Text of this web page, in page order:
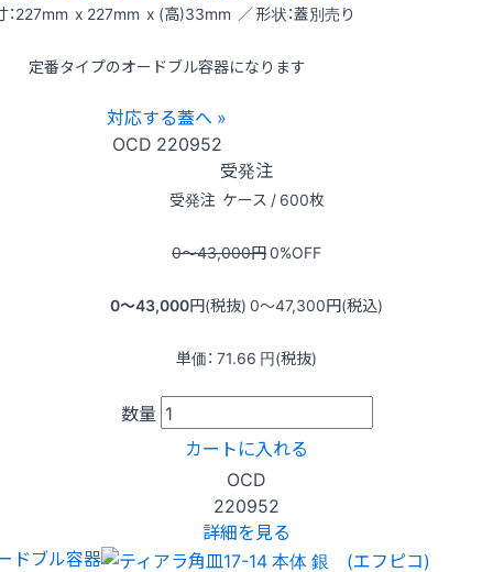
：227mm x 227mm x (高)33mm ／ 形状：蓋別売り
定番タイプのオードブル容器になります
対応する蓋へ »
OCD 220952
受発注
受発注 ケース / 600枚
0〜43,000円0%OFF
0〜43,000円(税抜) 0〜47,300円(税込)
単価： 71.66 円(税抜)
数量
カートに入れる
OCD
220952
詳細を見る
ドブル容器